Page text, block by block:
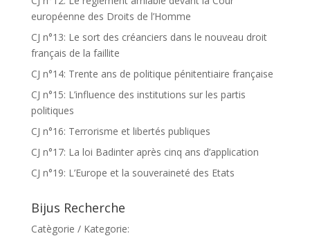
européenne des Droits de l’Homme
CJ n°13: Le sort des créanciers dans le nouveau droit
français de la faillite
CJ n°14: Trente ans de politique pénitentiaire française
CJ n°15: L’influence des institutions sur les partis
politiques
CJ n°16: Terrorisme et libertés publiques
CJ n°17: La loi Badinter après cinq ans d’application
CJ n°19: L’Europe et la souveraineté des Etats
Bijus Recherche
Catègorie / Kategorie: